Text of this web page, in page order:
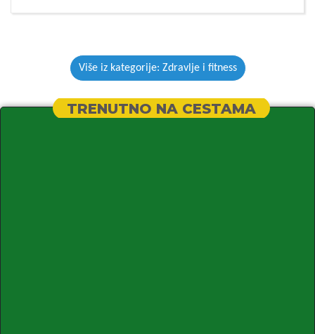
Više iz kategorije: Zdravlje i fitness
TRENUTNO NA CESTAMA